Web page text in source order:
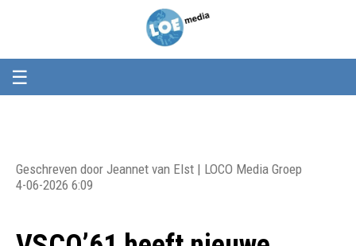
speelt!
☰
Geschreven door Jeannet van Elst | LOCO Media Groep
4-06-2026 6:09